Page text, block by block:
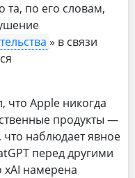
та, по его словам,
» в связи
что Apple никогда
продукты —
что наблюдает явное
перед другими
xAI намерена